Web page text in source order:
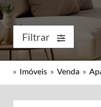
Filtrar
» Imóveis » Venda »